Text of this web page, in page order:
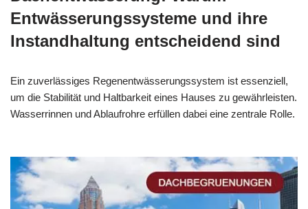
Entwässerungssysteme und ihre
Instandhaltung entscheidend sind
Ein zuverlässiges Regenentwässerungssystem ist essenziell,
um die Stabilität und Haltbarkeit eines Hauses zu gewährleisten.
Wasserrinnen und Ablaufrohre erfüllen dabei eine zentrale Rolle.